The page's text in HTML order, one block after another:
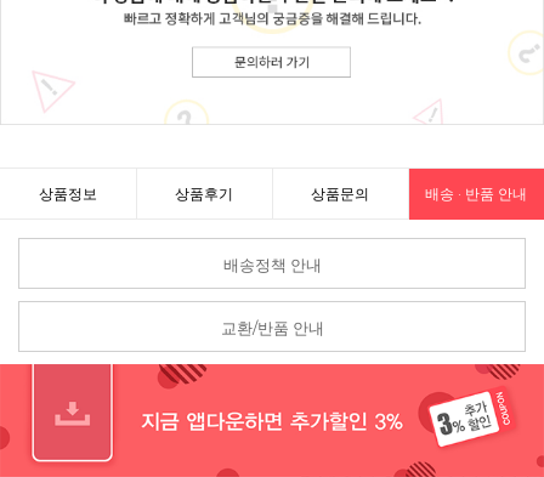
상품정보 상품후기 상품문의 배송 · 반품 안내
배송정책 안내
교환/반품 안내